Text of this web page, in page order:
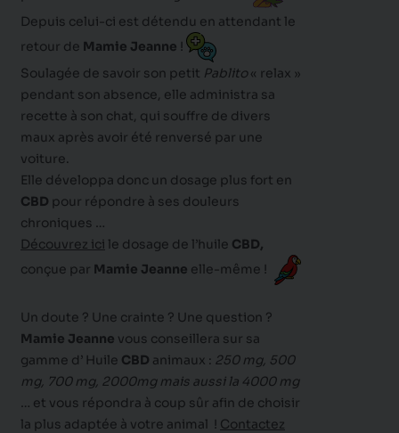
Depuis celui-ci est détendu en attendant le
retour de Mamie Jeanne !
Soulagée de savoir son petit Pablito« relax »
pendant son absence, elle administra sa
recette à son chat, qui souffre de divers
maux après avoir été renversé par une
voiture.
Elle développa donc un dosage plus fort en
CBD pour répondre à ses douleurs
chroniques …
Découvrez ici le dosage de l’huile CBD,
conçue par Mamie Jeanne elle-même !
Un doute ? Une crainte ? Une question ?
Mamie Jeanne vous conseillera sur sa
gamme d’ Huile CBD animaux : 250 mg, 500
mg, 700 mg, 2000mg mais aussi la 4000 mg
… et vous répondra à coup sûr afin de choisir
la plus adaptée à votre animal ! Contactez